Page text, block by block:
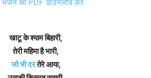
भजन का PDF डाउनलोड करे
खाटू के श्याम बिहारी,
तेरी महिमा है भारी,
जो भी दरतेरे आया,